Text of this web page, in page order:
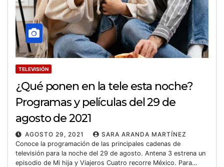
TELEVISIÓN
¿Qué ponen en la tele esta noche?
Programas y películas del 29 de
agosto de 2021
AGOSTO 29, 2021
SARA ARANDA MARTÍNEZ
Conoce la programación de las principales cadenas de
televisión para la noche del 29 de agosto. Antena 3 estrena un
episodio de Mi hija y Viajeros Cuatro recorre México. Para…